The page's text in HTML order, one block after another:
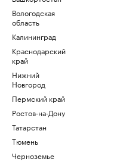
Вологодская
область
Калининград
Краснодарский
край
Нижний
Новгород
Пермский край
Ростов-на-Дону
Татарстан
Тюмень
Черноземье